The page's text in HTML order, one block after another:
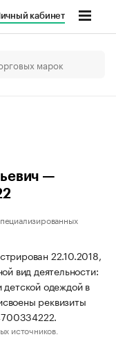
кабинет
—
22.10.2018,
вид деятельности:
одеждой в
реквизиты
источников.